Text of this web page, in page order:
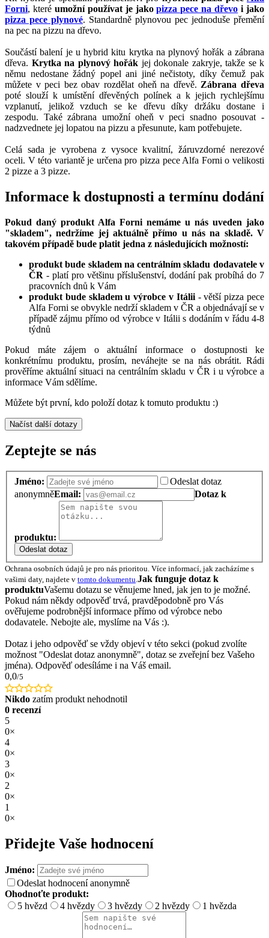
Forni, které umožní používat je jakopizza pece na dřevo i jako
pizza pece plynové. Standardně plynovou pec jednoduše přemění
na pec na pizzu na dřevo.
Součástí balení je u hybrid kitu krytka na plynový hořák a zábrana
dřeva. Krytka na plynový hořák jej dokonale zakryje, takže se k
němu nedostane žádný popel ani jiné nečistoty, díky čemuž pak
můžete v peci bez obav rozdělat oheň na dřevě. Zábrana dřeva
poté slouží k umístění dřevěných polínek a k jejich rychlejšímu
vzplanutí, jelikož vzduch se ke dřevu díky držáku dostane i
zespodu. Také zábrana umožní oheň v peci snadno posouvat -
nadzvednete jej lopatou na pizzu a přesunute, kam potřebujete.
Celá sada je vyrobena z vysoce kvalitní, žáruvzdorné nerezové
oceli. V této variantě je určena pro pizza pece Alfa Forni o velikosti
2 pizze a 3 pizze.
Informace k dostupnosti a termínu dodání
Pokud daný produkt Alfa Forni nemáme u nás uveden jako
"skladem", nedržíme jej aktuálně přímo u nás na skladě. V
takovém případě bude platit jedna z následujících možností:
produkt bude skladem na centrálním skladu dodavatele v
ČR - platí pro většinu příslušenství, dodání pak probíhá do 7
pracovních dnů k Vám
produkt bude skladem u výrobce v Itálii- větší pizza pece
Alfa Forni se obvykle nedrží skladem v ČR a objednávají se v
případě zájmu přímo od výrobce v Itálii s dodáním v řádu 4-8
týdnů
Pokud máte zájem o aktuální informace o dostupnosti ke
konkrétnímu produktu, prosím, neváhejte se na nás obrátit. Rádi
prověříme aktuální situaci na centrálním skladu v ČR i u výrobce a
informace Vám sdělíme.
Můžete být první, kdo položí dotaz k tomuto produktu :)
Načíst další dotazy
Zeptejte se nás
Jméno:
Odeslat dotaz
anonymněEmail: Dotaz k
produktu:
Odeslat dotaz
Ochrana osobních údajů je pro nás prioritou. Více informací, jak zacházíme s
vašimi daty, najdete v tomto dokumentu.Jak funguje dotaz k
produktuVašemu dotazu se věnujeme hned, jak jen to je možné.
Pokud nám někdy odpověď trvá, pravděpodobně pro Vás
ověřujeme podrobnější informace přímo od výrobce nebo
dodavatele. Nebojte ale, myslíme na Vás :).
Dotaz i jeho odpověď se vždy objeví v této sekci (pokud zvolíte
možnost "Odeslat dotaz anonymně", dotaz se zveřejní bez Vašeho
jména). Odpověď odesíláme i na Váš email.
0,0/5
Nikdo zatím produkt nehodnotil
0 recenzí
5
0×
4
0×
3
0×
2
0×
1
0×
Přidejte Vaše hodnocení
Jméno:
Odeslat hodnocení anonymně
Ohodnoťte produkt:
5 hvězd
4 hvězdy 3 hvězdy 2 hvězdy 1 hvězda